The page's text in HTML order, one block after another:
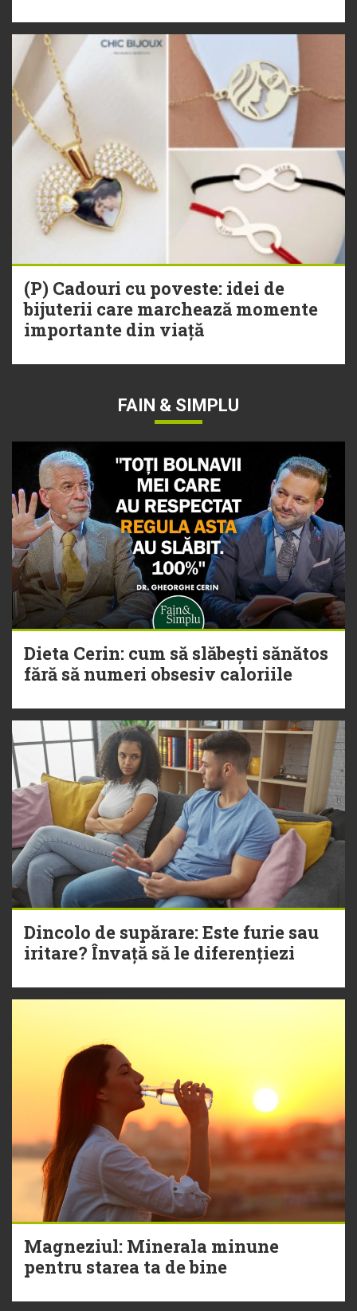
(P) Cadouri cu poveste: idei de
bijuterii care marchează momente
importante din viață
FAIN & SIMPLU
Dieta Cerin: cum să slăbești sănătos
fără să numeri obsesiv caloriile
Dincolo de supărare: Este furie sau
iritare? Învață să le diferențiezi
Magneziul: Minerala minune
pentru starea ta de bine